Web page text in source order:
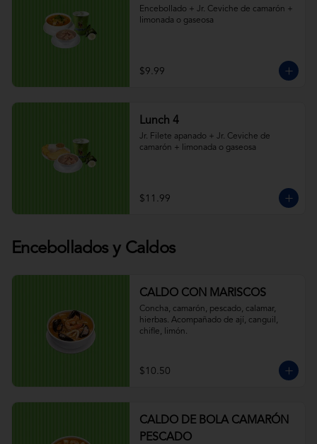
Encebollado + Jr. Ceviche de camarón +
limonada o gaseosa
$9.99
Lunch 4
Jr. Filete apanado + Jr. Ceviche de
camarón + limonada o gaseosa
$11.99
Encebollados y Caldos
CALDO CON MARISCOS
Concha, camarón, pescado, calamar,
hierbas. Acompañado de ají, canguil,
chifle, limón.
$10.50
CALDO DE BOLA CAMARÓN
PESCADO